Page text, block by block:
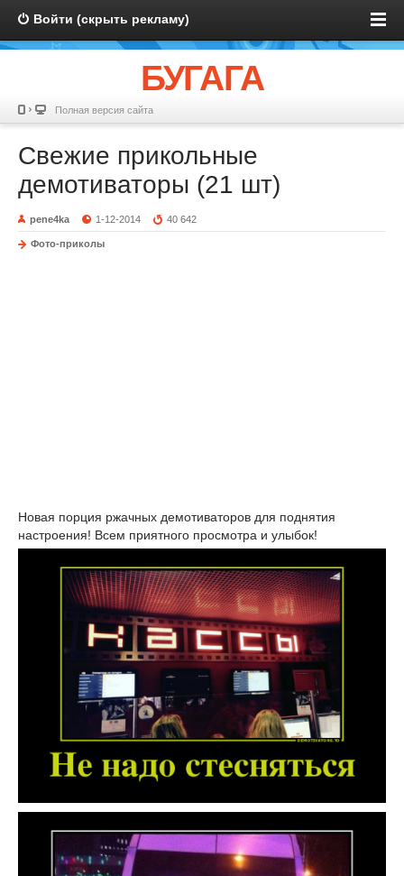
Войти (скрыть рекламу)
БУГАГА
Полная версия сайта
Свежие прикольные
демотиваторы (21 шт)
pene4ka 1-12-2014 40 642
Фото-приколы
Новая порция ржачных демотиваторов для поднятия
настроения! Всем приятного просмотра и улыбок!